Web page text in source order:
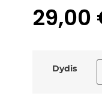
29,00
Dydis